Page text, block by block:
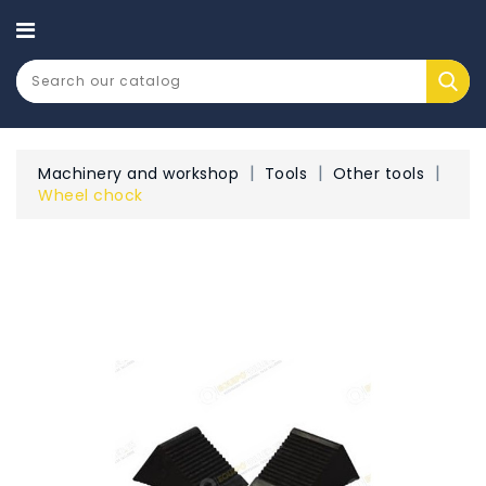
CATEGORY
Machinery and workshop Tools
Other tools
Wheel chock